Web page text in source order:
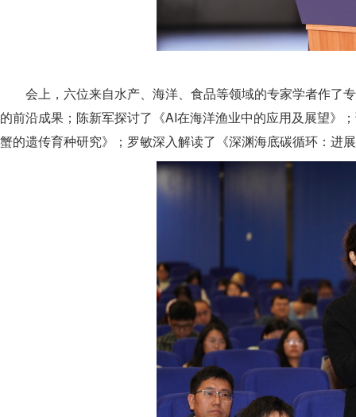
会上，六位来自水产、海洋、食品等领域的专家学者作了
的前沿成果；陈新军探讨了《AI在海洋渔业中的应用及展望》
蟹的遗传育种研究》；罗敏深入解读了《深渊海底碳循环：进